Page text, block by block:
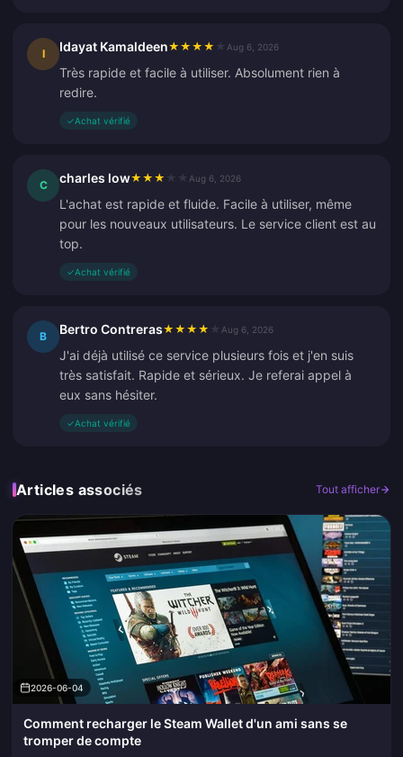
I Idayat Kamaldeen★ ★ ★ ★ Aug 6, 2026
Très rapide et facile à utiliser. Absolument rien à
redire.
✓Achat vérifié
C charles low★ ★ ★ Aug 6, 2026
L'achat est rapide et fluide. Facile à utiliser, même
pour les nouveaux utilisateurs. Le service client est au
top.
✓Achat vérifié
B Bertro Contreras★ ★ ★ ★ Aug 6, 2026
J'ai déjà utilisé ce service plusieurs fois et j'en suis
très satisfait. Rapide et sérieux. Je referai appel à
eux sans hésiter.
✓Achat vérifié
Articles associés Tout afficher
2026-06-04
Comment recharger le Steam Wallet d'un ami sans se
tromper de compte